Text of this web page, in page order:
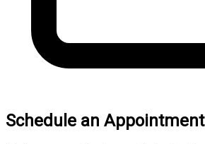
Schedule an Appointment